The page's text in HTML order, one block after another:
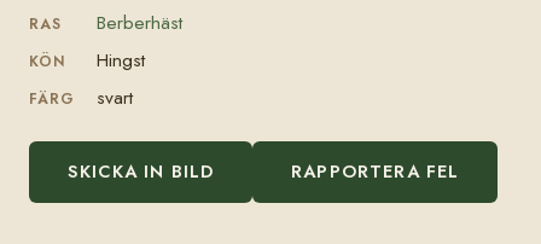
RAS Berberhäst
KÖN Hingst
FÄRG svart
SKICKA IN BILD RAPPORTERA FEL